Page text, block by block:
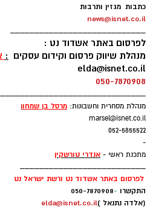
כתבות מגזין ותרבות
news@isnet.co.il
לפרסום באתר אשדוד נט :
מנהלת שיווק פרסום וקידום עסקים :
elda@isnet.co.il
050-7870908
מנהלת מסחרית וחשבונות: מרסל בן שמחון
marsel@isnet.co.il
052-5855522
-
מתכנת ראשי - אנדרי טורשקין
__________________________
לפרסום באתר אשדוד נט ורשת ישראל נט
התקשרו -
050-7870908
(אלדה נתנאל )elda@isnet.co.il